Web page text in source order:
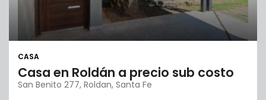
CASA
Casa en Roldán a precio sub costo
San Benito 277, Roldan, Santa Fe